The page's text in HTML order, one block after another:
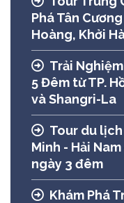
Phá Tân
Hoàng, Khởi
Trải
5 Đêm từ TP.
và Shangri-La
Tour du lịch
Minh - Hải
ngày 3 đêm
Khám Phá